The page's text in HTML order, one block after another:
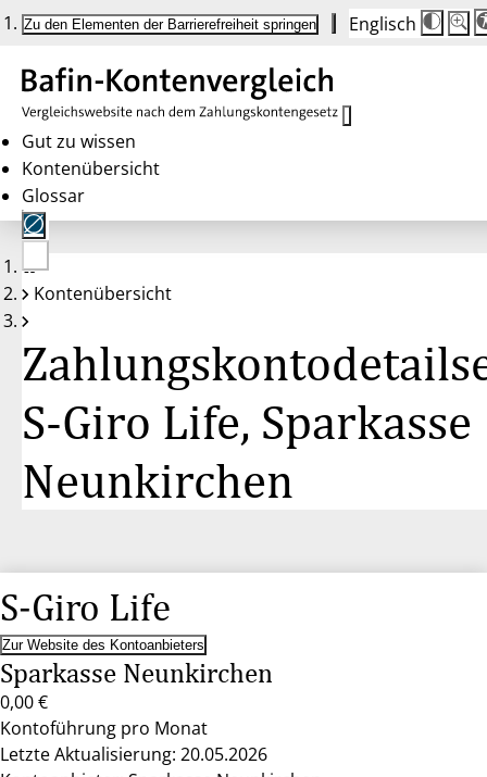
Zu den Elementen der Barrierefreiheit springen Englisch
Die
auf
100
100
Gut zu wissen
Kontenübersicht
Glossar
Keine
Konten
Kontenübersicht
S-Giro Life, Sparkasse
Neunkirchen
S-Giro Life
Zur Website des Kontoanbieters
Sparkasse Neunkirchen
0,00 €
Kontoführung pro Monat
Letzte Aktualisierung: 20.05.2026